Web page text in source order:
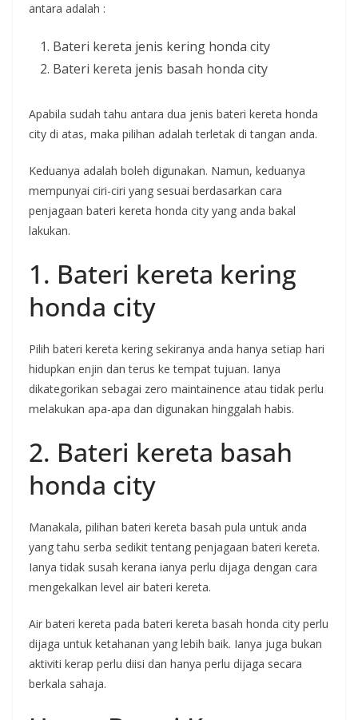
antara adalah :
Bateri kereta jenis kering honda city
Bateri kereta jenis basah honda city
Apabila sudah tahu antara dua jenis bateri kereta honda
city di atas, maka pilihan adalah terletak di tangan anda.
Keduanya adalah boleh digunakan. Namun, keduanya
mempunyai ciri-ciri yang sesuai berdasarkan cara
penjagaan bateri kereta honda city yang anda bakal
lakukan.
1. Bateri kereta kering
honda city
Pilih bateri kereta kering sekiranya anda hanya setiap hari
hidupkan enjin dan terus ke tempat tujuan. Ianya
dikategorikan sebagai zero maintainence atau tidak perlu
melakukan apa-apa dan digunakan hinggalah habis.
2. Bateri kereta basah
honda city
Manakala, pilihan bateri kereta basah pula untuk anda
yang tahu serba sedikit tentang penjagaan bateri kereta.
Ianya tidak susah kerana ianya perlu dijaga dengan cara
mengekalkan level air bateri kereta.
Air bateri kereta pada bateri kereta basah honda city perlu
dijaga untuk ketahanan yang lebih baik. Ianya juga bukan
aktiviti kerap perlu diisi dan hanya perlu dijaga secara
berkala sahaja.